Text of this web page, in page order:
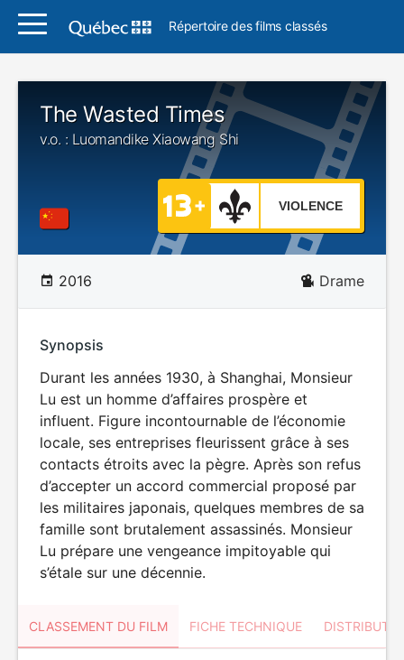
Répertoire des films classés
The Wasted Times
v.o. : Luomandike Xiaowang Shi
VIOLENCE
2016 Drame
Synopsis
Durant les années 1930, à Shanghai, Monsieur
Lu est un homme d’affaires prospère et
influent. Figure incontournable de l’économie
locale, ses entreprises fleurissent grâce à ses
contacts étroits avec la pègre. Après son refus
d’accepter un accord commercial proposé par
les militaires japonais, quelques membres de sa
famille sont brutalement assassinés. Monsieur
Lu prépare une vengeance impitoyable qui
s’étale sur une décennie.
CLASSEMENT DU FILM FICHE TECHNIQUE